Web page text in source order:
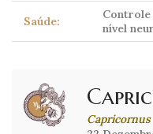
Saúde:
Controle
nível
Capricornus